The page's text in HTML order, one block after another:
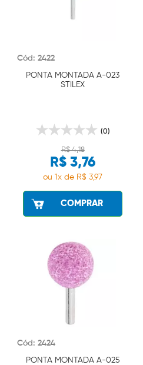
Cód: 2422
PONTA MONTADA A-023
STILEX
(0)
R$ 4,18
R$ 3,76
ou 1x de R$ 3,97
COMPRAR
Cód: 2424
PONTA MONTADA A-025